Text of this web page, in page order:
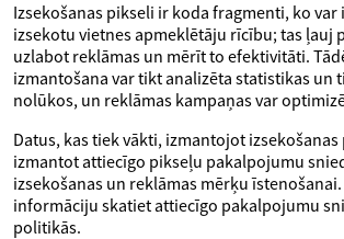
Izsekošanas pikseli ir koda fragmenti, ko var
izsekotu vietnes apmeklētāju rīcību; tas ļauj
uzlabot reklāmas un mērīt to efektivitāti.
izmantošana var tikt analizēta statistikas un
nolūkos, un reklāmas kampaņas var
Datus, kas tiek vākti, izmantojot izsekošanas
izmantot attiecīgo pikseļu pakalpojumu
izsekošanas un reklāmas mērķu
informāciju skatiet attiecīgo pakalpojumu
politikās.